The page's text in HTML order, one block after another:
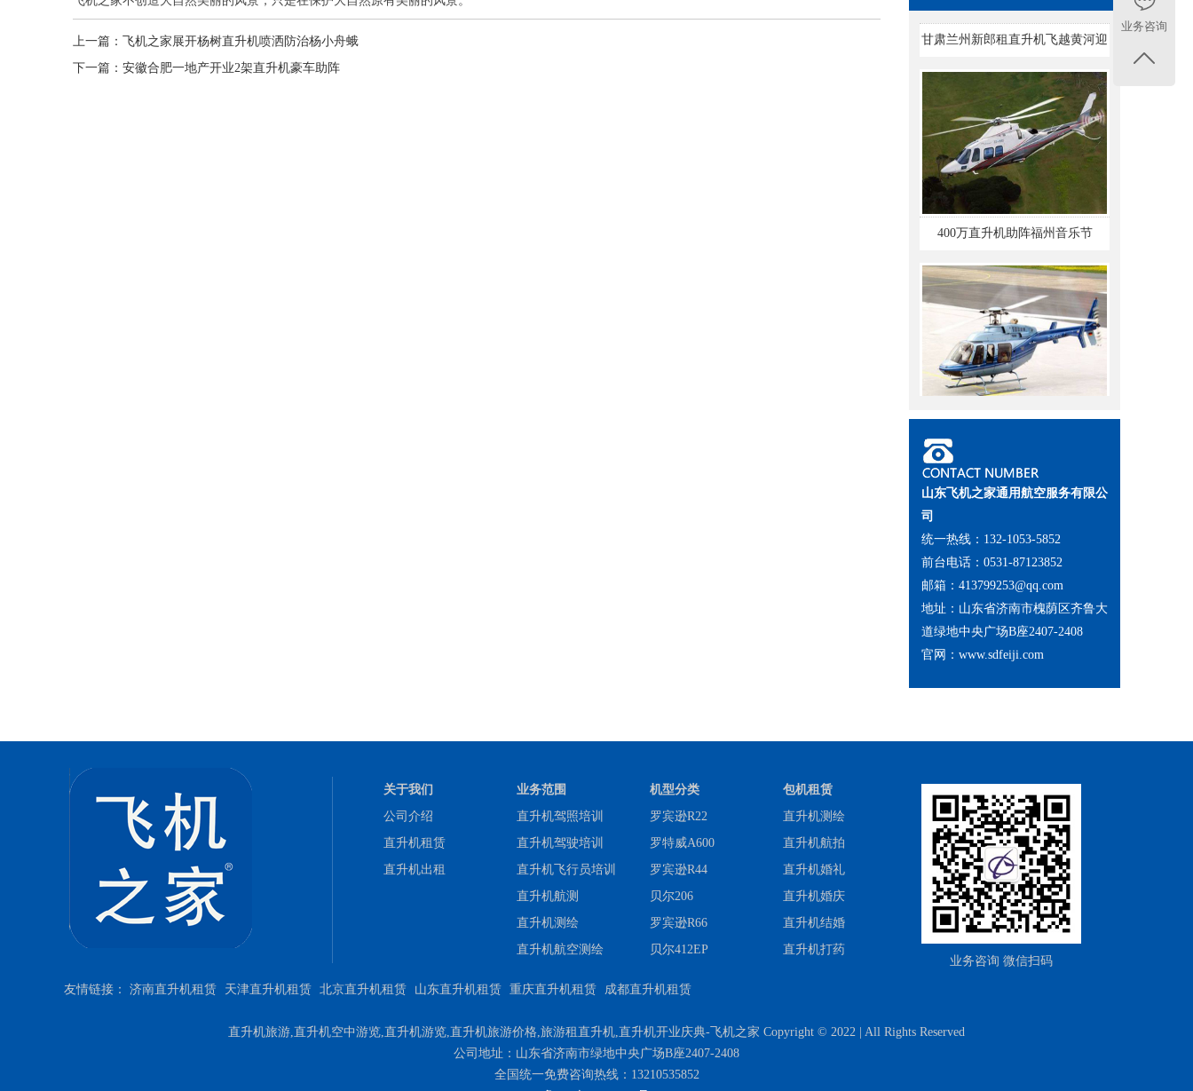
上一篇：
飞机之家展开杨树直升机喷洒防治杨小舟蛾
下一篇： 安徽合肥一地产开业2架直升机豪车助阵
娶新娘
400万直升机助阵福州音乐节
山东小汉连续完成3个城市直升机
青岛一酒吧租靓丽红色直升机庆祝
辽宁沈阳劳斯莱斯直升机婚礼
山东飞机之家通用航空服务有限公
司
统一热线：132-1053-5852
前台电话：0531-87123852
邮箱：413799253@qq.com
地址：山东省济南市槐荫区齐鲁大
道绿地中央广场B座2407-2408
官网： www.sdfeiji.com
关于我们
公司介绍
直升机租赁
直升机出租
业务范围
直升机驾照培训
直升机驾驶培训
直升机飞行员培训
直升机航测
直升机测绘
直升机航空测绘
机型分类
罗宾逊R22
罗特威A600
罗宾逊R44
贝尔206
罗宾逊R66
贝尔412EP
包机租赁
直升机测绘
直升机航拍
直升机婚礼
直升机婚庆
直升机结婚
直升机打药
业务咨询 微信扫码
友情链接： 济南直升机租赁 天津直升机租赁 北京直升机租赁 山东直升机租赁 重庆直升机租赁 成都直升机租赁
直升机旅游,直升机空中游览,直升机游览,直升机旅游价格,旅游租直升机,直升机开业庆典-飞机之家 Copyright © 2022 | All Rights Reserved
公司地址：山东省济南市绿地中央广场B座2407-2408
全国统一免费咨询热线：13210535852
业务咨询